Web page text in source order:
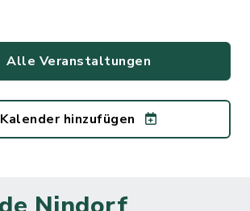
Alle Veranstaltungen
hinzufügen